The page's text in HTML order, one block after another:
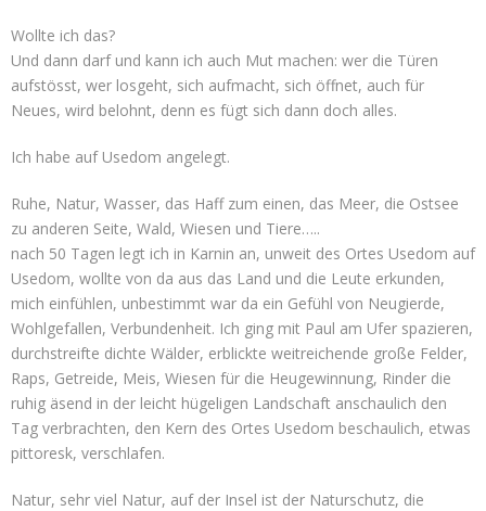
Wollte ich das?
Und dann darf und kann ich auch Mut machen: wer die Türen
aufstösst, wer losgeht, sich aufmacht, sich öffnet, auch für
Neues, wird belohnt, denn es fügt sich dann doch alles.
Ich habe auf Usedom angelegt.
Ruhe, Natur, Wasser, das Haff zum einen, das Meer, die Ostsee
zu anderen Seite, Wald, Wiesen und Tiere…..
nach 50 Tagen legt ich in Karnin an, unweit des Ortes Usedom auf
Usedom, wollte von da aus das Land und die Leute erkunden,
mich einfühlen, unbestimmt war da ein Gefühl von Neugierde,
Wohlgefallen, Verbundenheit. Ich ging mit Paul am Ufer spazieren,
durchstreifte dichte Wälder, erblickte weitreichende große Felder,
Raps, Getreide, Meis, Wiesen für die Heugewinnung, Rinder die
ruhig äsend in der leicht hügeligen Landschaft anschaulich den
Tag verbrachten, den Kern des Ortes Usedom beschaulich, etwas
pittoresk, verschlafen.
Natur, sehr viel Natur, auf der Insel ist der Naturschutz, die